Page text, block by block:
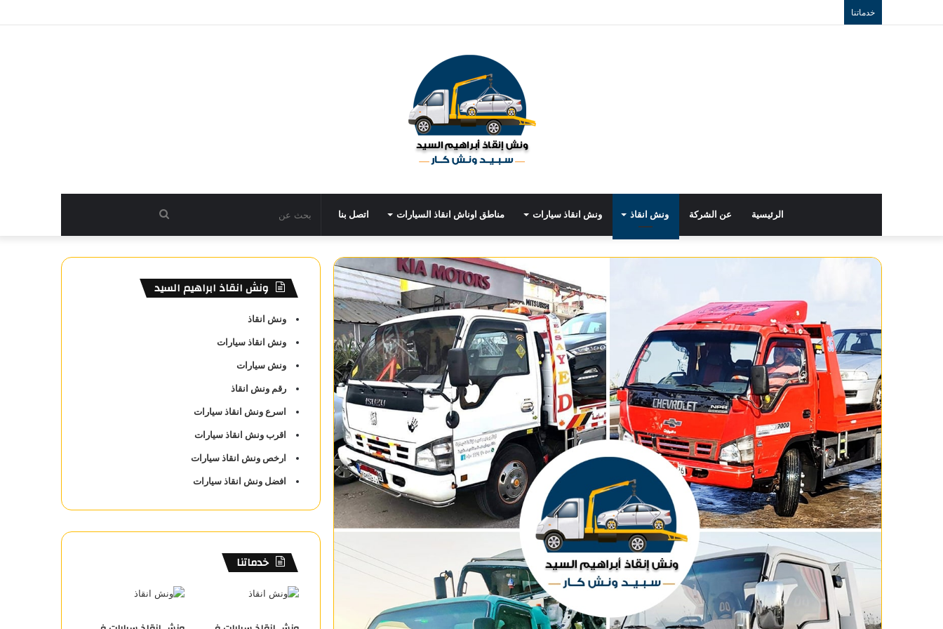
خدماتنا
الرئيسية عن الشركة ونش انقاذ ونش انقاذ سيارات مناطق اوناش انقاذ السيارات اتصل بنا
عن
ونش انقاذ ابراهيم السيد
ونش انقاذ
ونش انقاذ سيارات
ونش سيارات
رقم ونش انقاذ
اسرع ونش انقاذ سيارات
اقرب ونش انقاذ سيارات
ارخص ونش انقاذ سيارات
افضل ونش انقاذ سيارات
خدماتنا